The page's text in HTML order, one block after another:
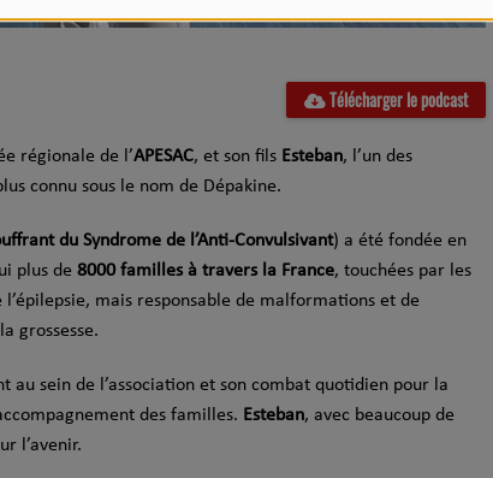
Télécharger le podcast
régionale de l’APESAC, et son fils Esteban, l’un des
connu sous le nom de Dépakine.
du Syndrome de l’Anti-Convulsivant) a été fondée en
plus de 8000 familles à travers la France, touchées par les
mais responsable de malformations et de
grossesse.
au sein de l’association et son combat quotidien pour la
des familles. Esteban, avec beaucoup de
l’avenir.